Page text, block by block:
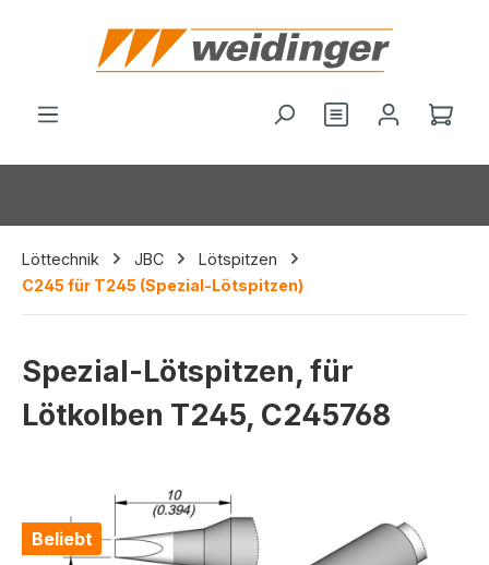
springen
Du hast 0
Löttechnik JBC
Lötspitzen
C245 für T245 (Spezial-Lötspitzen)
Spezial-Lötspitzen, für
Lötkolben T245, C245768
Bildergalerie überspringen
Beliebt